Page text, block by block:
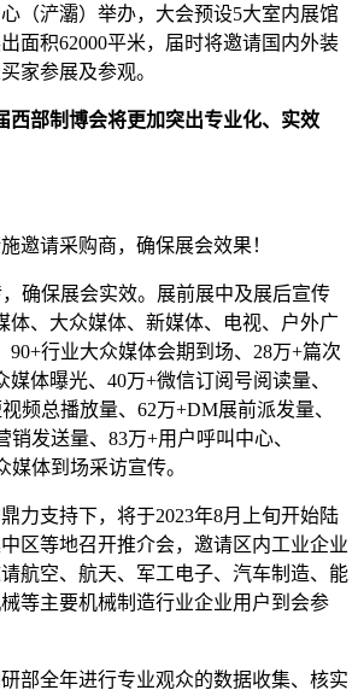
（浐灞）举办，大会预设5大室内展馆
面积62000平米，届时将邀请国内外装
家参展及参观。
西部制博会将更加突出专业化、实效
邀请采购商，确保展会效果！
确保展会实效。展前展中及展后宣传
体、大众媒体、新媒体、电视、户外广
90+行业大众媒体会期到场、28万+篇次
媒体曝光、40万+微信订阅号阅读量、
频总播放量、62万+DM展前派发量、
销发送量、83万+用户呼叫中心、
媒体到场采访宣传。
力支持下，将于2023年8月上旬开始陆
区等地召开推介会，邀请区内工业企业
航空、航天、军工电子、汽车制造、能
等主要机械制造行业企业用户到会参
部全年进行专业观众的数据收集、核实